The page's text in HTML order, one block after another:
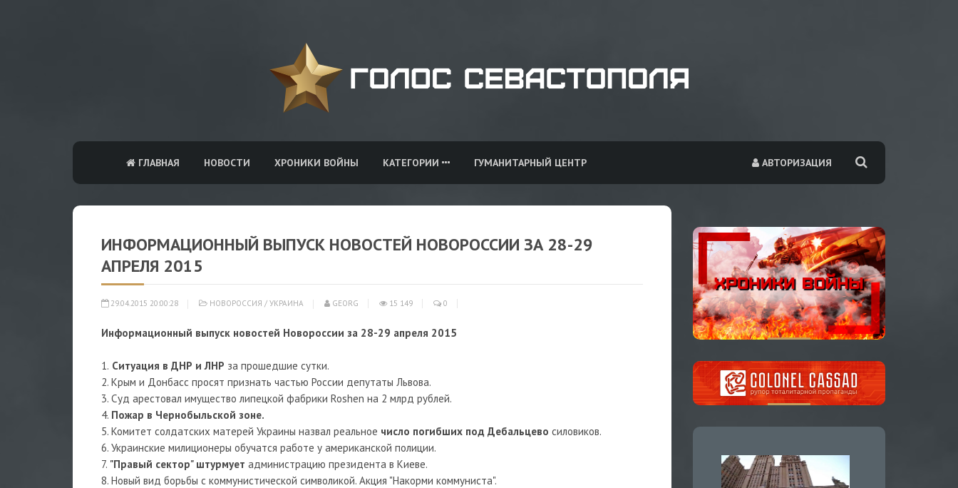
АВТОРИЗАЦИЯ
ГЛАВНАЯ НОВОСТИ ХРОНИКИ ВОЙНЫ КАТЕГОРИИ ГУМАНИТАРНЫЙ ЦЕНТР
ИНФОРМАЦИОННЫЙ ВЫПУСК НОВОСТЕЙ НОВОРОССИИ ЗА 28-29
АПРЕЛЯ 2015
29.04.2015 20:00:28 НОВОРОССИЯ / УКРАИНА GEORG 15 149 0
Информационный выпуск новостей Новороссии за 28-29 апреля 2015
1. Ситуация в ДНР и ЛНР за прошедшие сутки.
2. Крым и Донбасс просят признать частью России депутаты Львова.
3. Суд арестовал имущество липецкой фабрики Roshen на 2 млрд рублей.
4. Пожар в Чернобыльской зоне.
5. Комитет солдатских матерей Украины назвал реальное число погибших под Дебальцево силовиков.
6. Украинские милиционеры обучатся работе у американской полиции.
7. "Правый сектор" штурмует администрацию президента в Киеве.
8. Новый вид борьбы с коммунистической символикой. Акция "Накорми коммуниста".